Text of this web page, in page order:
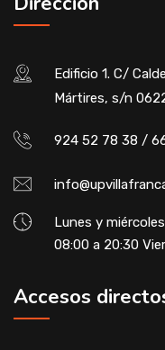
Edificio 1. C/
Mártires, s/n
924 52 78 38 /
Lunes y
08:00 a 20:30
Accesos